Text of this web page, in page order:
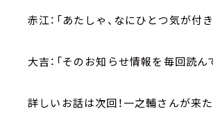
赤江：「あたしゃ、なにひとつ気が付
大吉：「そのお知らせ情報を毎回読
詳しいお話は次回！一之輔さんが来